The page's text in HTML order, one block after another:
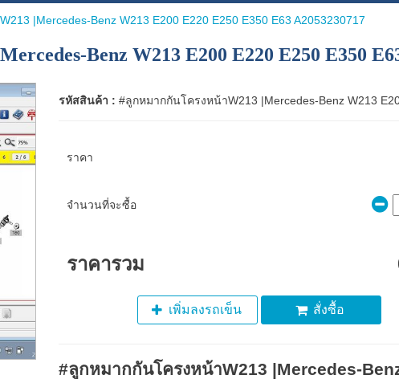
|Mercedes-Benz W213 E200 E220 E250 E350 E63 A2053230717
Benz W213 E200 E220 E250 E350
รหัสสินค้า : #ลูกหมากกันโครงหน้าW213 |Mercedes-Benz W213
ราคา
จำนวนที่จะซื้อ
ราคารวม
เพิ่มลงรถเข็น สั่งซื้อ
#ลูกหมากกันโครงหน้าW213 |Mercedes-